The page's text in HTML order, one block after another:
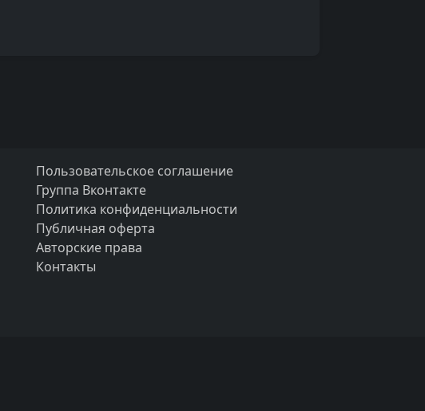
Пользовательское соглашение
Группа Вконтакте
Политика конфиденциальности
Публичная оферта
Авторские права
Контакты